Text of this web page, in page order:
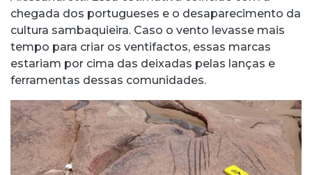
chegada dos portugueses e o desaparecimento da
cultura sambaquieira. Caso o vento levasse mais
tempo para criar os ventifactos, essas marcas
estariam por cima das deixadas pelas lanças e
ferramentas dessas comunidades.